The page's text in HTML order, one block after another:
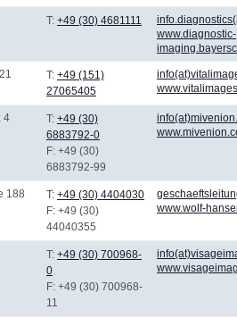
T: +49 (30) 4681111
www.diagnostic-
T: +49 (151)
27065405
4
T: +49 (30)
6883792-0
F: +49 (30)
6883792-99
188
T: +49 (30) 4404030
F: +49 (30)
44040355
www.wolf-
T: +49 (30) 700968-
0
F: +49 (30) 700968-
11